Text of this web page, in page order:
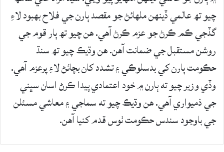
چيو تھ عالمي ڏينھن ملھائڻ جو مقصد ٻارن جي فلاح بھبود لاءِ
گڏجي ڪم ڪرڻ جو عزم ڪرڻ آھي. ھن چيو تھ ٻار قوم جي
روشن مستقبل جي ضمانت آھن. ھن وڌيڪ چيو تھ سنڌ
حڪومت ٻارن کي بدسلوڪي ۽ تشدد کان بچائڻ لاءِ پرعزم آهي.
وڏي وزير چيو ته ٻارن ۾ خود اعتمادي پيدا ڪرڻ اسان سڀني
جي ذميواري آهي. هن وڌيڪ چيو ته سماجي ۽ معاشي مسئلن
جي باوجود سندس حڪومت ٺوس قدم کنيا آهن.